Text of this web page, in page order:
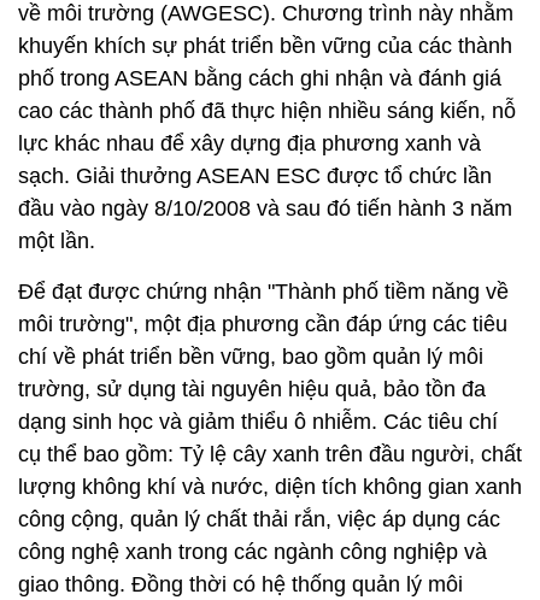
về môi trường (AWGESC). Chương trình này nhằm
khuyến khích sự phát triển bền vững của các thành
phố trong ASEAN bằng cách ghi nhận và đánh giá
cao các thành phố đã thực hiện nhiều sáng kiến, nỗ
lực khác nhau để xây dựng địa phương xanh và
sạch. Giải thưởng ASEAN ESC được tổ chức lần
đầu vào ngày 8/10/2008 và sau đó tiến hành 3 năm
một lần.
Để đạt được chứng nhận "Thành phố tiềm năng về
môi trường", một địa phương cần đáp ứng các tiêu
chí về phát triển bền vững, bao gồm quản lý môi
trường, sử dụng tài nguyên hiệu quả, bảo tồn đa
dạng sinh học và giảm thiểu ô nhiễm. Các tiêu chí
cụ thể bao gồm: Tỷ lệ cây xanh trên đầu người, chất
lượng không khí và nước, diện tích không gian xanh
công cộng, quản lý chất thải rắn, việc áp dụng các
công nghệ xanh trong các ngành công nghiệp và
giao thông. Đồng thời có hệ thống quản lý môi